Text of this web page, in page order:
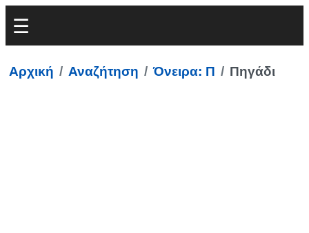
Αρχική Αναζήτηση Όνειρα: Π Πηγάδι